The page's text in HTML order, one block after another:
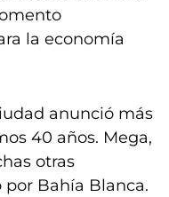
la economía
anunció más
40 años. Mega,
otras
Bahía Blanca.